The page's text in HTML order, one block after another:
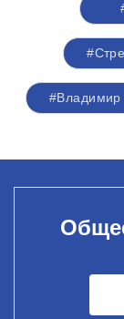
#Владимир